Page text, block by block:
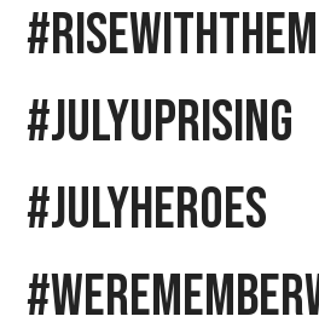
#RiseWithThem
#JulyUprising
#JulyHeroes